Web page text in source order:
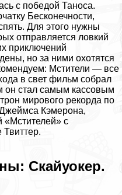
с победой Таноса.
Бесконечности,
Для этого нужны
отправляется ловкий
приключений
но за ними охотятся
Мстители — все
в свет фильм собрал
он стал самым кассовым
мирового рекорда по
Кэмерона,
«Мстителей» с
Твиттер.
Скайуокер.